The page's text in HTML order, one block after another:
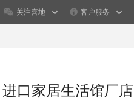
关注喜地 客户服务
进口家居生活馆厂店